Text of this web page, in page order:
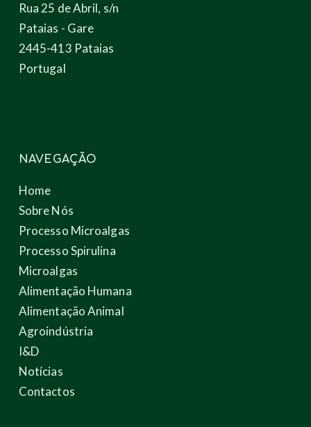
Rua 25 de Abril, s/n
Pataias - Gare
2445-413 Pataias
Portugal
NAVEGAÇÃO
Home
Sobre Nós
Processo Microalgas
Processo Spirulina
Microalgas
Alimentação Humana
Alimentação Animal
Agroindústria
I&D
Notícias
Contactos